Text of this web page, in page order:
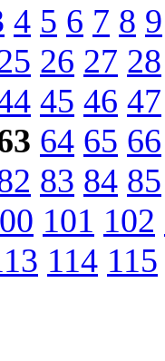
4 5 6 7 8 9
26 27 28
45 46 47
64 65 66
83 84 85
101 102
114 115